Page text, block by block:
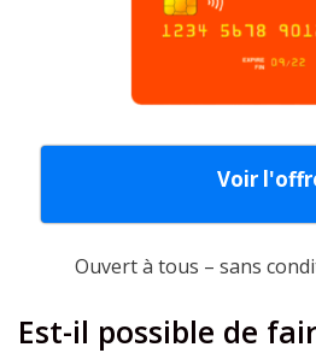
Voir
Ouvert à tous – sans
Est-il possible de